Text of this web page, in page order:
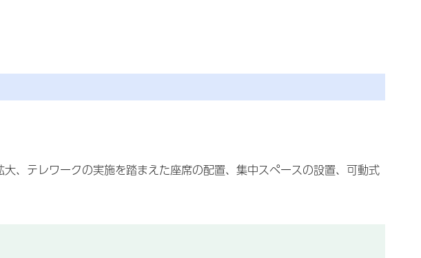
、テレワークの実施を踏まえた座席の配置、集中スペースの設置、可動式